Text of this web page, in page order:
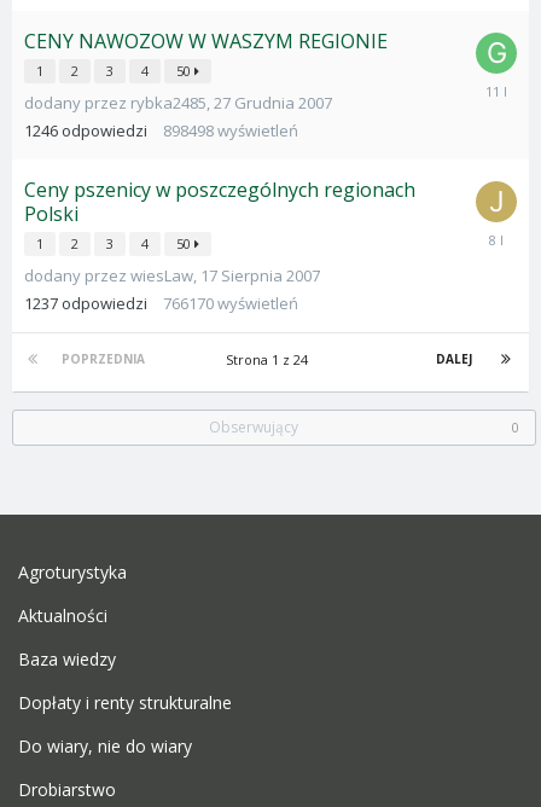
CENY NAWOZOW W WASZYM REGIONIE
1 2 3 4 50
dodany przez rybka2485,27 Grudnia 2007
1246 odpowiedzi 898498wyświetleń
Ceny pszenicy w poszczególnych regionach
Polski
1 2 3 4 50
dodany przez wiesLaw, 17 Sierpnia 2007
1237 odpowiedzi 766170wyświetleń
POPRZEDNIA DALEJ
Strona 1 z 24
Obserwujący 0
Agroturystyka
Aktualności
Baza wiedzy
Dopłaty i renty strukturalne
Do wiary, nie do wiary
Drobiarstwo